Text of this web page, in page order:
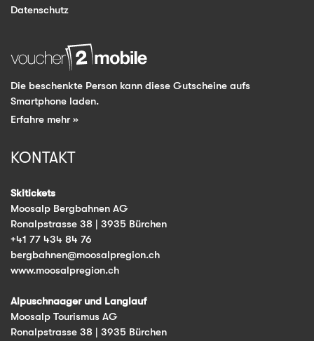
Datenschutz
Die beschenkte Person kann diese Gutscheine aufs
Smartphone laden.
Erfahre mehr »
KONTAKT
Skitickets
Moosalp Bergbahnen AG
Ronalpstrasse 38 | 3935 Bürchen
+41 77 434 84 76
bergbahnen@moosalpregion.ch
www.moosalpregion.ch
Alpuschnaager und Langlauf
Moosalp Tourismus AG
Ronalpstrasse 38 | 3935 Bürchen